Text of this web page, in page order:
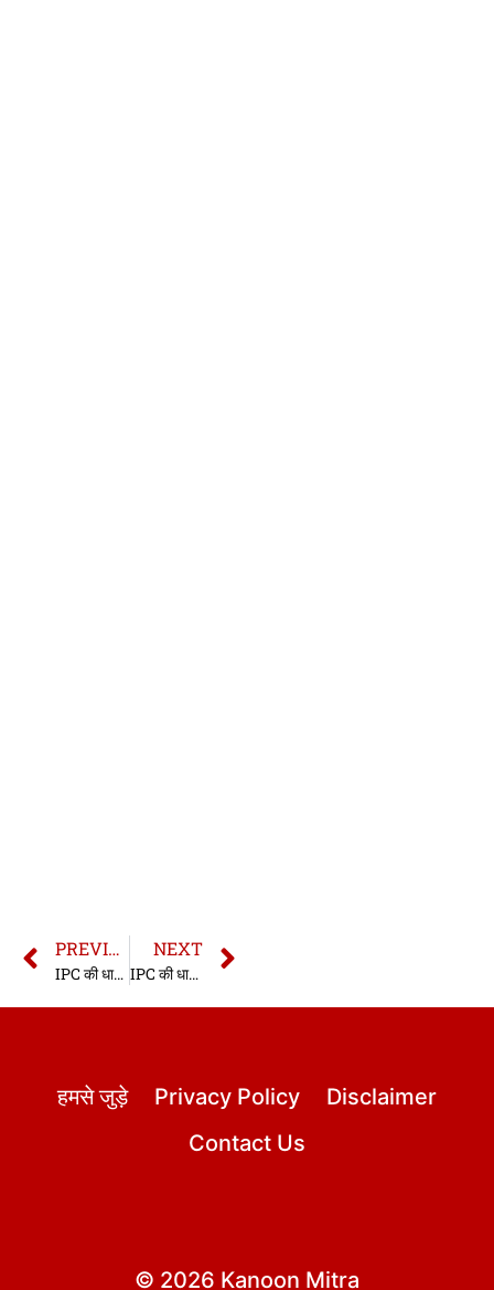
PREVIOUS
IPC की धारा 214 | धारा 214 भारतीय दण्ड संहिता | IPC Section 214 In Hindi
NEXT
IPC की धारा 216 | धारा 216 भारतीय दण्ड संहिता | IPC Section 216 In Hindi
हमसे जुड़े Privacy Policy
Disclaimer
Contact Us
© 2026 Kanoon Mitra